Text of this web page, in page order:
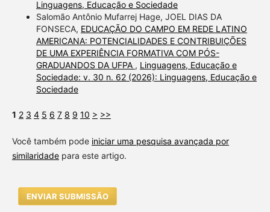
Linguagens, Educação e Sociedade
Salomão Antônio Mufarrej Hage, JOEL DIAS DA
FONSECA, EDUCAÇÃO DO CAMPO EM REDE LATINO
AMERICANA: POTENCIALIDADES E CONTRIBUIÇÕES
DE UMA EXPERIÊNCIA FORMATIVA COM PÓS-
GRADUANDOS DA UFPA , Linguagens, Educação e
Sociedade: v. 30 n. 62 (2026): Linguagens, Educação e
Sociedade
1 2 3 4 5 6 7 8 9 10 > >>
Você também pode iniciar uma pesquisa avançada por
similaridadepara este artigo.
ENVIAR SUBMISSÃO